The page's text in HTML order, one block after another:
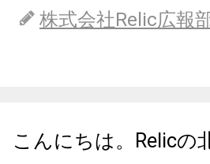
株式会社Relic広報
こんにちは。 Relicの